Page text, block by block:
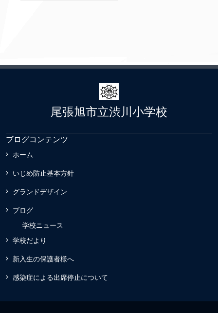
尾張旭市立渋川小学校
ブログコンテンツ
ホーム
いじめ防止基本方針
グランドデザイン
ブログ
学校ニュース
学校だより
新入生の保護者様へ
感染症による出席停止について